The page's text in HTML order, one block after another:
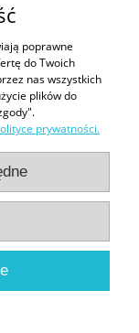
procesu składania
- zapraszamy do
|Kompas Suunto
do nurkowania
13, 01-981
| NIP: 9522139902 |
poprawne
do Twoich
nas wszystkich
plików do
prywatności.